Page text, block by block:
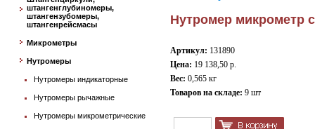
штангенглубиномеры,
штангензубомеры,
штангенрейсмасы
Микрометры
Нутромеры
Нутромеры индикаторные
Нутромеры рычажные
Нутромеры микрометрические
Нутромер микрометр c
Артикул: 131890
Цена: 19 138,50 р.
Вес: 0,565 кг
Товаров на складе: 9 шт